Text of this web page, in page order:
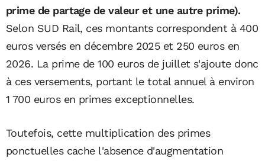
prime de partage de valeur et une autre prime).
Selon SUD Rail, ces montants correspondent à 400
euros versés en décembre 2025 et 250 euros en
2026. La prime de 100 euros de juillet s'ajoute donc
à ces versements, portant le total annuel à environ
1 700 euros en primes exceptionnelles.
Toutefois, cette multiplication des primes
ponctuelles cache l'absence d'augmentation